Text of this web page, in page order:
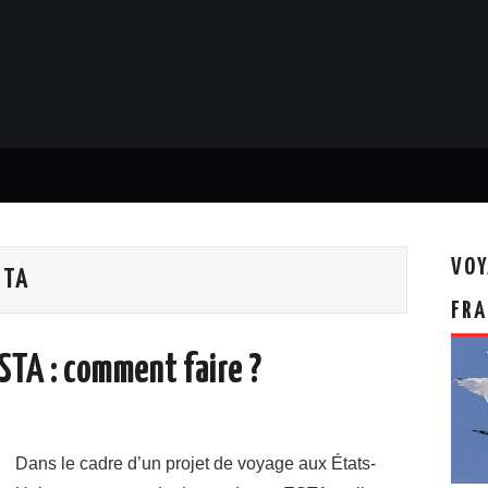
: comment faire ?
Dans le cadre d’un projet de voyage aux États-